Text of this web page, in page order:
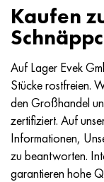
Kaufen
Auf Lager Evek
Stücke rostfreien.
den Großhandel
zertifiziert. Auf
Informationen,
zu beantworten.
garantieren hohe
Udimet 720